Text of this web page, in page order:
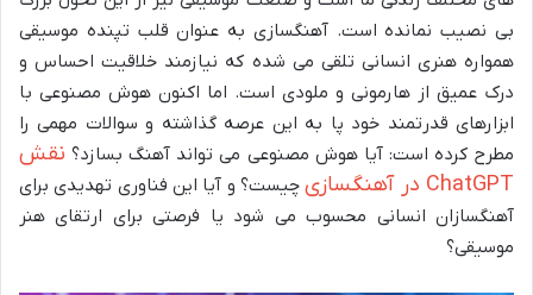
بی نصیب نمانده است. آهنگسازی به عنوان قلب تپنده موسیقی
همواره هنری انسانی تلقی می شده که نیازمند خلاقیت احساس و
درک عمیق از هارمونی و ملودی است. اما اکنون هوش مصنوعی با
ابزارهای قدرتمند خود پا به این عرصه گذاشته و سوالات مهمی را
مطرح کرده است: آیا هوش مصنوعی می تواند آهنگ بسازد؟ نقش
ChatGPT در آهنگسازی
چیست؟ و آیا این فناوری تهدیدی برای
آهنگسازان انسانی محسوب می شود یا فرصتی برای ارتقای هنر
موسیقی؟